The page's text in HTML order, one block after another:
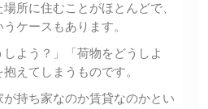
所に住むことがほとんどで、
ケースもあります。
よう？」「荷物をどうしよ
えてしまうものです。
持ち家なのか賃貸なのかとい